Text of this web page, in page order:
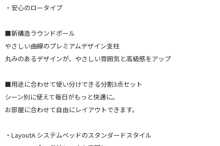
・安心のロータイプ
■新構造ラウンドポール
やさしい曲線のプレミアムデザイン支柱
丸みのあるデザインが、やさしい雰囲気と高級感をアップ
■用途に合わせて使い分けできる分割3点セット
シーン別に使えて毎日がもっと快適に。
お部屋に合わせて自由にレイアウトできます。
・LayoutA システムベッドのスタンダードスタイル